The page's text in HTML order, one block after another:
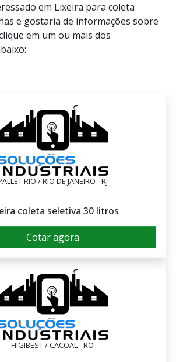
em Lixeira para coleta
e gostaria de informações sobre
em um ou mais dos
RIO / RIO DE JANEIRO - RJ
coleta seletiva 30 litros
Cotar agora
HIGIBEST / CACOAL - RO